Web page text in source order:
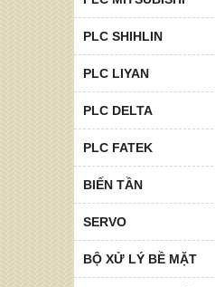
PLC SHIHLIN
PLC LIYAN
PLC DELTA
PLC FATEK
BIẾN TẦN
SERVO
BỘ XỬ LÝ BỀ MẶT